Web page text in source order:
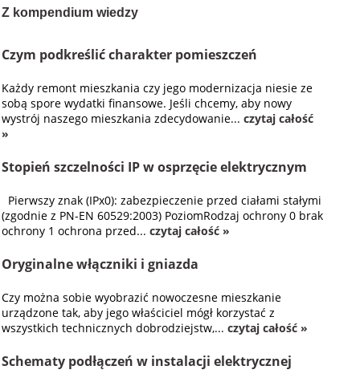
Z kompendium wiedzy
Czym podkreślić charakter pomieszczeń
Każdy remont mieszkania czy jego modernizacja niesie ze
sobą spore wydatki finansowe. Jeśli chcemy, aby nowy
wystrój naszego mieszkania zdecydowanie...czytaj całość
»
Stopień szczelności IP w osprzęcie elektrycznym
Pierwszy znak (IPx0): zabezpieczenie przed ciałami stałymi
(zgodnie z PN-EN 60529:2003) PoziomRodzaj ochrony 0 brak
ochrony 1 ochrona przed...czytaj całość »
Oryginalne włączniki i gniazda
Czy można sobie wyobrazić nowoczesne mieszkanie
urządzone tak, aby jego właściciel mógł korzystać z
wszystkich technicznych dobrodziejstw,...czytaj całość »
Schematy podłączeń w instalacji elektrycznej